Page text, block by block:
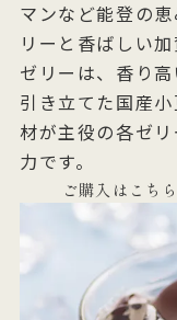
マンなど能登の
リーと香ばしい
ゼリーは、香り
引き立てた国産
材が主役の各ゼ
力です。
ご購入はこちら